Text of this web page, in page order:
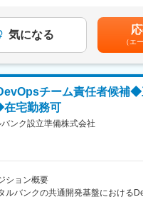
の他：Terraform、Spinnaker、Helm
体制：
にはオンボーディング研修（数日
ム内でのOJTや毎日のミーティン
います。
ミーティングでは進捗確認や困り
談できる環境です。
織：
めています。
インフラポジションです！
スの変化の速さに対応していくた
しており、インフラエンジニアを募
いますが、自動化などにも取り組
活躍しています。
Cloud上での新規サービス用基盤
ツールの導入
環境の構築
Azure、AWSなど主要クラウドや
ため、必ず20時間分が支給される
はありません。オファー年俸は現
待役割を鑑み個別に決定いたしま
額であり、選考を通じて上下する
は固定手当を含めた表記です。
気になる
（エ
チーム責任者候補
宅勤務可
ンク設立準備株式会社
ション概要
ルバンクの共通開発基盤における